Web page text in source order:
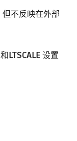
不反映在外部
和LTSCALE设置